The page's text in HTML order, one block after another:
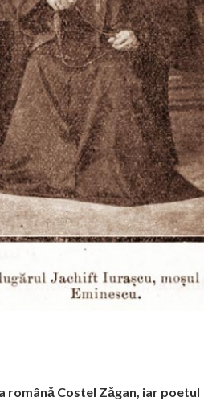
română Costel Zăgan, iar poetul